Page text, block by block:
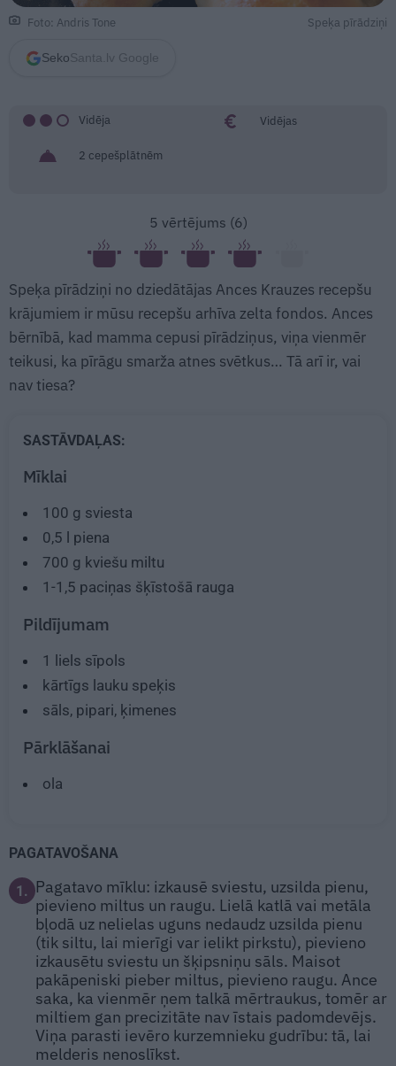
Foto: Andris Tone Speķa pīrādziņi
Seko Santa.lv Google
Vidēja Vidējas
2 cepešplātnēm
5 vērtējums (6)
Speķa pīrādziņi no dziedātājas Ances Krauzes recepšu
krājumiem ir mūsu recepšu arhīva zelta fondos. Ances
bērnībā, kad mamma cepusi pīrādziņus, viņa vienmēr
teikusi, ka pīrāgu smarža atnes svētkus… Tā arī ir, vai
nav tiesa?
SASTĀVDAĻAS:
Mīklai
100 g sviesta
0,5
piena
700 g kviešu miltu
1-1,5 paciņas šķīstošā rauga
Pildījumam
1
liels sīpols
kārtīgs lauku speķis
sāls, pipari, ķimenes
Pārklāšanai
ola
PAGATAVOŠANA
1.
Pagatavo mīklu: izkausē sviestu, uzsilda pienu,
pievieno miltus un raugu. Lielā katlā vai metāla
bļodā uz nelielas uguns nedaudz uzsilda pienu
(tik siltu, lai mierīgi var ielikt pirkstu), pievieno
izkausētu sviestu un šķipsniņu sāls. Maisot
pakāpeniski pieber miltus, pievieno raugu. Ance
saka, ka vienmēr ņem talkā mērtraukus, tomēr ar
miltiem gan precizitāte nav īstais padomdevējs.
Viņa parasti ievēro kurzemnieku gudrību: tā, lai
melderis nenoslīkst.